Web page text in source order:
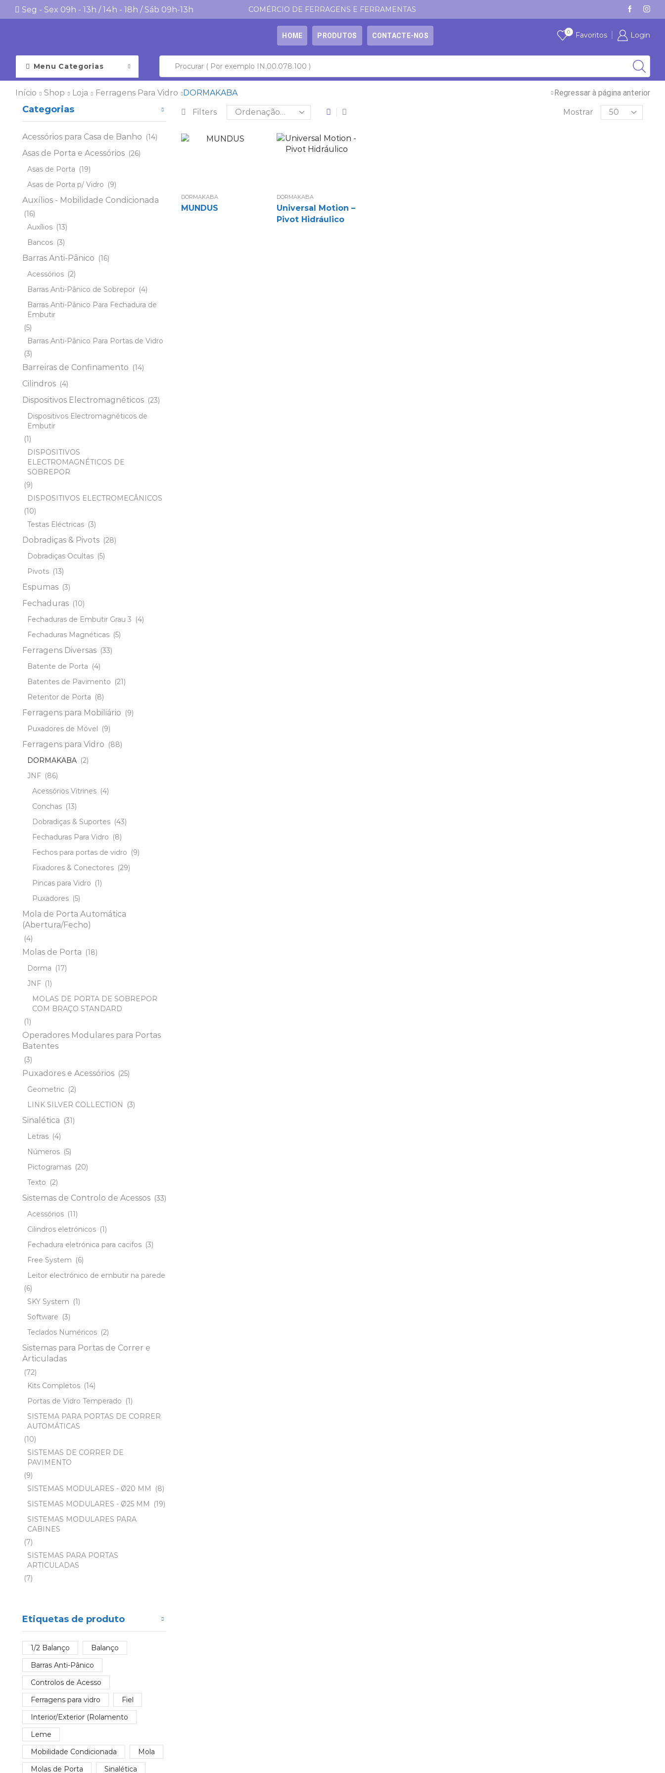
Seg - Sex 09h - 13h / 14h - 18h / Sáb 09h-13h COMÉRCIO DE FERRAGENS E FERRAMENTAS
HOME PRODUTOS CONTACTE-NOS 0 Favoritos Login
Menu Categorias
Início Shop Loja Ferragens Para Vidro DORMAKABA Regressar à página anterior
Filters Mostrar
DORMAKABA
MUNDUS
DORMAKABA
Universal Motion –
Pivot Hidráulico
Categorias
Acessórios para Casa de Banho (14)
Asas de Porta e Acessórios (26)
Asas de Porta (19)
Asas de Porta p/ Vidro (9)
Auxílios - Mobilidade Condicionada
(16)
Auxílios (13)
Bancos (3)
Barras Anti-Pânico (16)
Acessórios (2)
Barras Anti-Pânico de Sobrepor (4)
Barras Anti-Pânico Para Fechadura de
Embutir
(5)
Barras Anti-Pânico Para Portas de Vidro
(3)
Barreiras de Confinamento (14)
Cilindros (4)
Dispositivos Electromagnéticos (23)
Dispositivos Electromagnéticos de
Embutir
(1)
DISPOSITIVOS
ELECTROMAGNÉTICOS DE
SOBREPOR
(9)
DISPOSITIVOS ELECTROMECÂNICOS
(10)
Testas Eléctricas (3)
Dobradiças & Pivots (28)
Dobradiças Ocultas (5)
Pivots (13)
Espumas (3)
Fechaduras (10)
Fechaduras de Embutir Grau 3 (4)
Fechaduras Magnéticas (5)
Ferragens Diversas (33)
Batente de Porta (4)
Batentes de Pavimento (21)
Retentor de Porta (8)
Ferragens para Mobiliário (9)
Puxadores de Móvel (9)
Ferragens para Vidro (88)
DORMAKABA (2)
JNF (86)
Acessórios Vitrines (4)
Conchas (13)
Dobradiças & Suportes (43)
Fechaduras Para Vidro (8)
Fechos para portas de vidro (9)
Fixadores & Conectores (29)
Pincas para Vidro (1)
Puxadores (5)
Mola de Porta Automática
(Abertura/Fecho)
(4)
Molas de Porta (18)
Dorma (17)
JNF (1)
MOLAS DE PORTA DE SOBREPOR
COM BRAÇO STANDARD
(1)
Operadores Modulares para Portas
Batentes
(3)
Puxadores e Acessórios (25)
Geometric (2)
LINK SILVER COLLECTION
(3)
Sinalética (31)
Letras (4)
Números (5)
Pictogramas (20)
Texto (2)
Sistemas de Controlo de Acessos (33)
Acessórios (11)
Cilindros eletrónicos (1)
Fechadura eletrónica para cacifos (3)
Free System (6)
Leitor electrónico de embutir na parede
(6)
SKY System (1)
Software (3)
Teclados Numéricos (2)
Sistemas para Portas de Correr e
Articuladas
(72)
Kits Completos (14)
Portas de Vidro Temperado (1)
SISTEMA PARA PORTAS DE CORRER
AUTOMÁTICAS
(10)
SISTEMAS DE CORRER DE
PAVIMENTO
(9)
SISTEMAS MODULARES - Ø20 MM
(8)
SISTEMAS MODULARES - Ø25 MM
(19)
SISTEMAS MODULARES PARA
CABINES
(7)
SISTEMAS PARA PORTAS
ARTICULADAS
(7)
Etiquetas de produto
1/2 Balanço
Balanço
Barras Anti-Pânico
Controlos de Acesso
Ferragens para vidro
Fiel
Interior/Exterior (Rolamento
Leme
Mobilidade Condicionada
Mola
Molas de Porta
Sinalética